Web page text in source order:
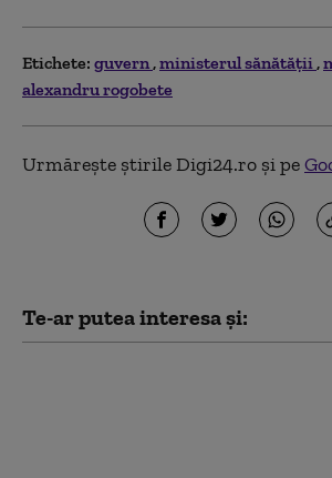
Etichete: guvern ministerul sănătăţii
alexandru rogobete
Urmărește știrile Digi24.ro și pe
Te-ar putea interesa și: